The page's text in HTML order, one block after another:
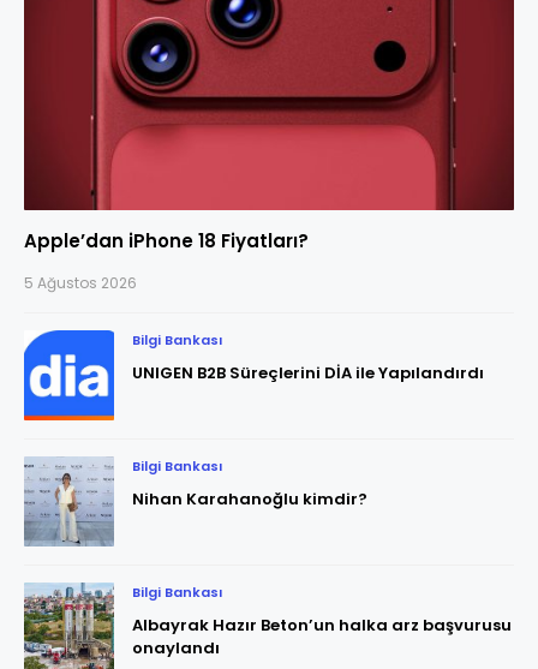
Apple’dan iPhone 18 Fiyatları?
5 Ağustos 2026
Bilgi Bankası
UNIGEN B2B Süreçlerini DİA ile Yapılandırdı
Bilgi Bankası
Nihan Karahanoğlu kimdir?
Bilgi Bankası
Albayrak Hazır Beton’un halka arz başvurusu
onaylandı